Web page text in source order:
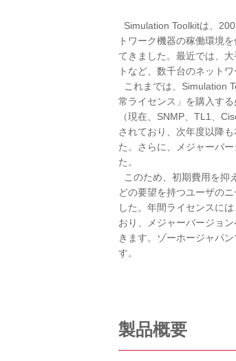
Simulation Toolkitは、
トワーク機器の稼働環境
てきました。最近では、
トなど、数千台のネット
これまでは、Simulation
常ライセンス」を購入す
（現在、SNMP、TL1、
されており、次年度以降
た。さらに、メジャーバ
た。
このため、初期費用を抑
どの要望を持つユーザの
した。年間ライセンスに
おり、メジャーバージョ
きます。ゾーホージャパ
す。
製品概要